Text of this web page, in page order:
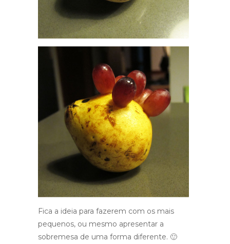
Fica a ideia para fazerem com os mais
pequenos, ou mesmo apresentar a
sobremesa de uma forma diferente. 🙂